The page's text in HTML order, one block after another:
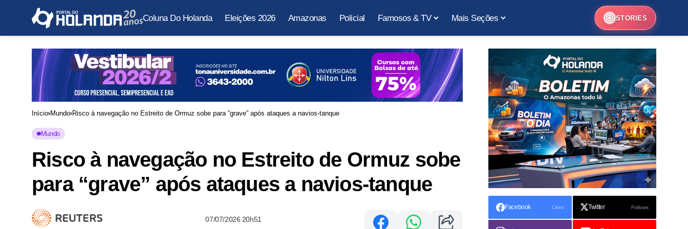
Coluna Do Holanda Eleições 2026 Amazonas Policial Famosos & TV Mais Seções STORIES
Início Mundo Risco à navegação no Estreito de Ormuz sobe para “grave” após ataques a navios-tanque
Mundo
Risco à navegação no Estreito de Ormuz sobe
para “grave” após ataques a navios-tanque
07/07/2026 20h51
Facebook Likes Twitter Follows